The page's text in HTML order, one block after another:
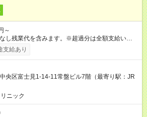
～
し残業代を含みます。※超過分は全額支給いたし
残業代 36,700円／月 みなし残業時間 23時間／月
応じて、インセンティブ（業
】を記録している先輩社員も在籍しています。
用期間あり 試用期間の長さ：6ヶ月 ※ 雇用形態
用時と異なる部分があります。 雇用形態：中途
） 給与：月給 260,000円以上 上記額にはみなし
す。※超過分は全額支給いたします。 みなし残
月 みなし残業時間 23時間／月
支給あり
央区富士見1-14-11常盤ビル7階（最寄り駅：JR
ニック